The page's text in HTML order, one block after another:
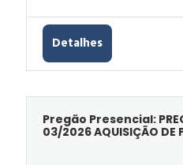
Detalhes
Pregão Presencial:
03/2026 AQUISIÇÃO DE